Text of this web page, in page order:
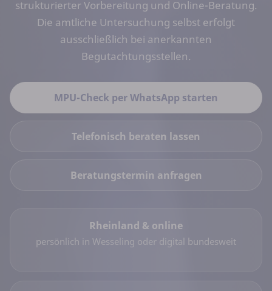
strukturierter Vorbereitung und Online-Beratung.
Die amtliche Untersuchung selbst erfolgt
ausschließlich bei anerkannten
Begutachtungsstellen.
MPU-Check per WhatsApp starten
Telefonisch beraten lassen
Beratungstermin anfragen
Rheinland & online
persönlich in Wesseling oder digital bundesweit